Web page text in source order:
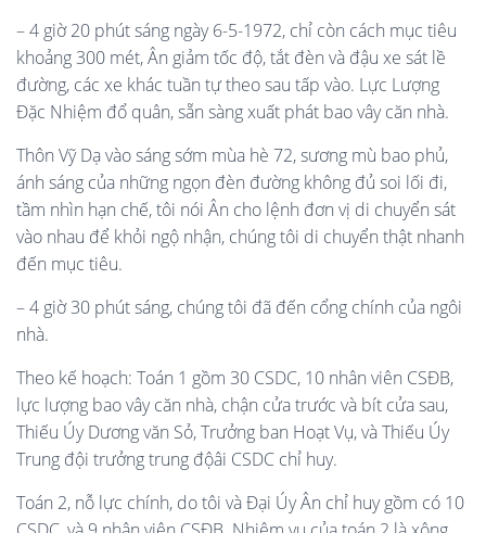
– 4 giờ 20 phút sáng ngày 6-5-1972, chỉ còn cách mục tiêu
khoảng 300 mét, Ân giảm tốc độ, tắt đèn và đậu xe sát lề
đường, các xe khác tuần tự theo sau tấp vào. Lực Lượng
Đặc Nhiệm đổ quân, sẵn sàng xuất phát bao vây căn nhà.
Thôn Vỹ Dạ vào sáng sớm mùa hè 72, sương mù bao phủ,
ánh sáng của những ngọn đèn đường không đủ soi lối đi,
tầm nhìn hạn chế, tôi nói Ân cho lệnh đơn vị di chuyển sát
vào nhau để khỏi ngộ nhận, chúng tôi di chuyển thật nhanh
đến mục tiêu.
– 4 giờ 30 phút sáng, chúng tôi đã đến cổng chính của ngôi
nhà.
Theo kế hoạch: Toán 1 gồm 30 CSDC, 10 nhân viên CSĐB,
lực lượng bao vây căn nhà, chận cửa trước và bít cửa sau,
Thiếu Úy Dương văn Sỏ, Trưởng ban Hoạt Vụ, và Thiếu Úy
Trung đội trưởng trung độâi CSDC chỉ huy.
Toán 2, nỗ lực chính, do tôi và Đại Úy Ân chỉ huy gồm có 10